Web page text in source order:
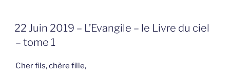
GEPLAATST
OP
22 Juin 2019 – L’Evangile – le Livre du ciel
– tome 1
Cher fils, chère fille,